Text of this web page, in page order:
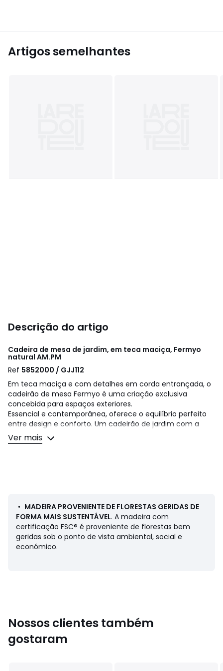
Artigos semelhantes
Descrição do artigo
Cadeira de mesa de jardim, em teca maciça, Fermyo
natural AM.PM
Ref 5852000 / GJJ112
Em teca maciça e com detalhes em corda entrançada, o
cadeirão de mesa Fermyo é uma criação exclusiva
concebida para espaços exteriores.
Essencial e contemporânea, oferece o equilíbrio perfeito
entre design e conforto. Um cadeirão de jardim com a
assinatura da AMPM.
• Largura: 52 cm
• Altura: 73 cm
• Profundidade: 54 cm
• altura do assento: 45 cm
• L86 x A63 x P63 cm, 15 kg
Cores Natural
Ver mais
• MADEIRA PROVENIENTE DE FLORESTAS GERIDAS DE
FORMA MAIS SUSTENTÁVEL. A madeira com
certificação FSC® é proveniente de florestas bem
geridas sob o ponto de vista ambiental, social e
económico.
Nossos clientes também
gostaram